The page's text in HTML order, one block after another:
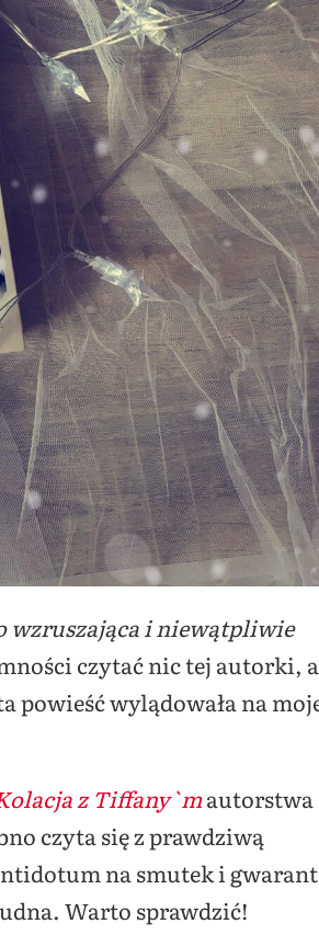
wzruszająca i niewątpliwie
czytać nic tej autorki,
powieść wylądowała na
z Tiffany`mautorstwa
czyta się z prawdziwą
na smutek i
Warto sprawdzić!